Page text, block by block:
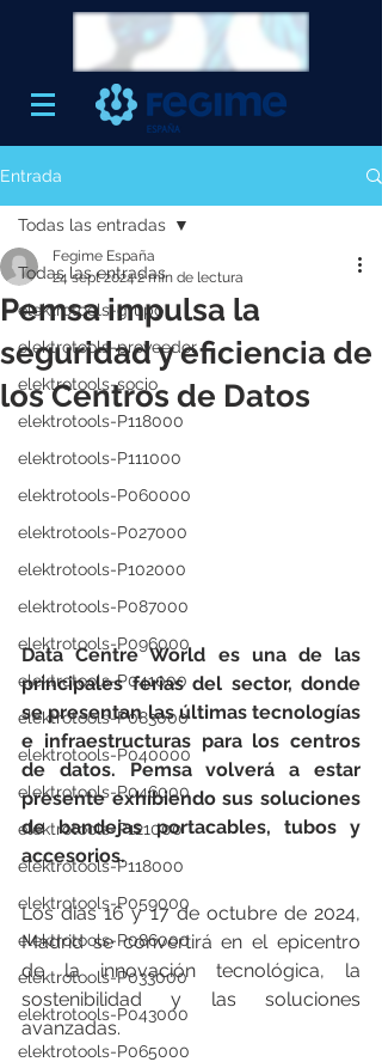
Entrada
Todas las entradas
elektrotools-grupo
elektrotools-proveedor
elektrotools-socio
elektrotools-P118000
elektrotools-P111000
elektrotools-P060000
elektrotools-P027000
elektrotools-P102000
elektrotools-P087000
elektrotools-P096000
elektrotools-P041000
elektrotools-P083000
elektrotools-P040000
elektrotools-P046000
elektrotools-P121000
elektrotools-P118000
elektrotools-P059000
elektrotools-P086000
elektrotools-P033000
elektrotools-P043000
elektrotools-P065000
Todas las entradas
Pemsa impulsa la
seguridad y eficiencia de
los Centros de Datos
Fegime España
24 sept 20242 min de lectura
Data Centre World es una de las
principales ferias del sector, donde
se presentan las últimas tecnologías
e infraestructuras para los centros
de datos. Pemsa volverá a estar
presente exhibiendo sus soluciones
de bandejas portacables, tubos y
accesorios.
Los días 16 y 17 de octubre de 2024,
Madrid se convertirá en el epicentro
de la innovación tecnológica, la
sostenibilidad y las soluciones
avanzadas.